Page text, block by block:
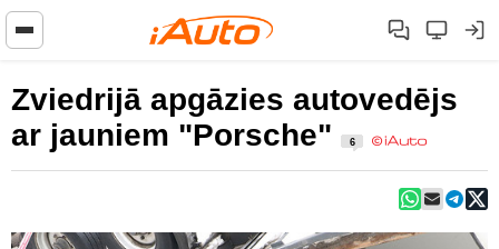
Zviedrijā apgāzies autovedējs
ar jauniem "Porsche"
6